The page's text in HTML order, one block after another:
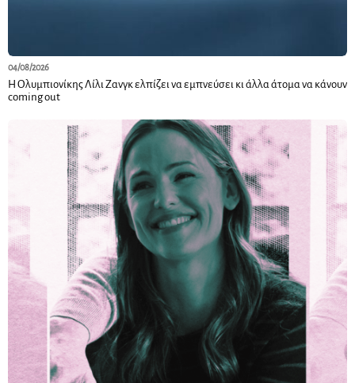
04/08/2026
Η Ολυμπιονίκης Λίλι Ζανγκ ελπίζει να εμπνεύσει κι άλλα άτομα να κάνουν
coming out